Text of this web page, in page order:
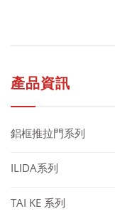
產品資訊
鋁框推拉門系列
ILIDA系列
TAI KE 系列